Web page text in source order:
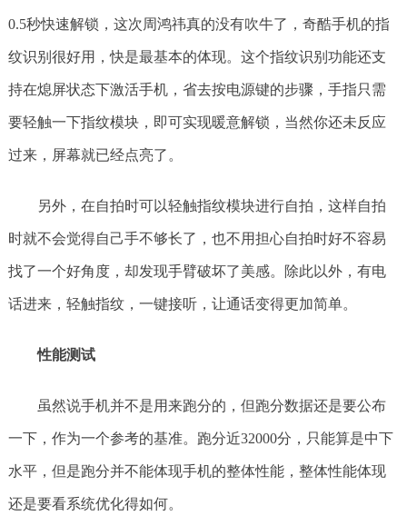
0.5秒快速解锁，这次周鸿祎真的没有吹牛了，奇酷手机的指
纹识别很好用，快是最基本的体现。这个指纹识别功能还支
持在熄屏状态下激活手机，省去按电源键的步骤，手指只需
要轻触一下指纹模块，即可实现暖意解锁，当然你还未反应
过来，屏幕就已经点亮了。
另外，在自拍时可以轻触指纹模块进行自拍，这样自拍
时就不会觉得自己手不够长了，也不用担心自拍时好不容易
找了一个好角度，却发现手臂破坏了美感。除此以外，有电
话进来，轻触指纹，一键接听，让通话变得更加简单。
性能测试
虽然说手机并不是用来跑分的，但跑分数据还是要公布
一下，作为一个参考的基准。跑分近32000分，只能算是中下
水平，但是跑分并不能体现手机的整体性能，整体性能体现
还是要看系统优化得如何。